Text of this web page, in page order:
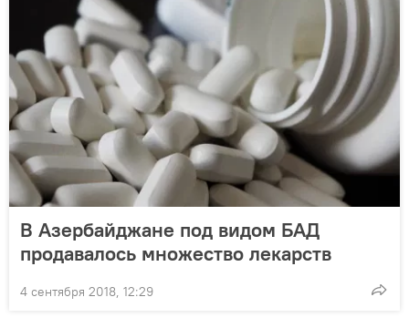
В Азербайджане под видом БАД
продавалось множество лекарств
4 сентября 2018, 12:29